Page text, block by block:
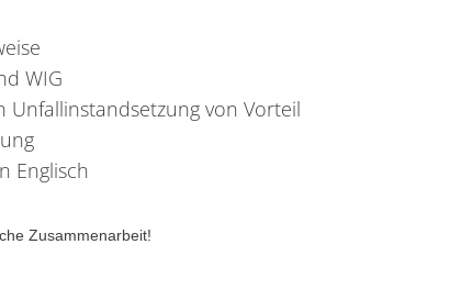
WIG
Unfallinstandsetzung von Vorteil
Englisch
Zusammenarbeit!